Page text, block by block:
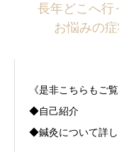
長年どこへ行
お悩みの
《是非こちらもご
◆自己紹介
◆鍼灸について詳し